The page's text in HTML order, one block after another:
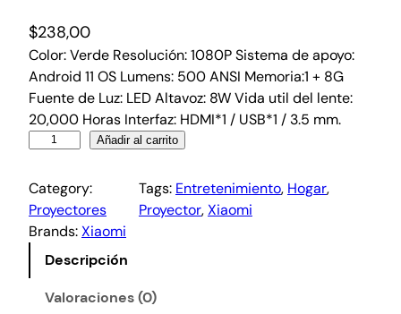
$238,00
Color: Verde Resolución: 1080P Sistema de apoyo:
Android 11 OS Lumens: 500 ANSI Memoria:1 + 8G
Fuente de Luz: LED Altavoz: 8W Vida util del lente:
20,000 Horas Interfaz: HDMI*1 / USB*1 / 3.5 mm.
Añadir al carrito
Category:
Proyectores
Tags: Entretenimiento, Hogar,
Proyector, Xiaomi
Brands:Xiaomi
Descripción
Valoraciones (0)